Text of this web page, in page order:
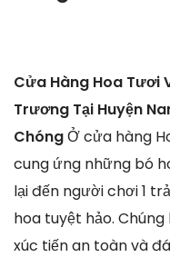
Cửa Hàng Hoa Tươi
Trương Tại Huyện
ChóngỞ cửa hàng
cung ứng những bó
lại đến người chơi 1
hoa tuyệt hảo.
xúc tiến an toàn và